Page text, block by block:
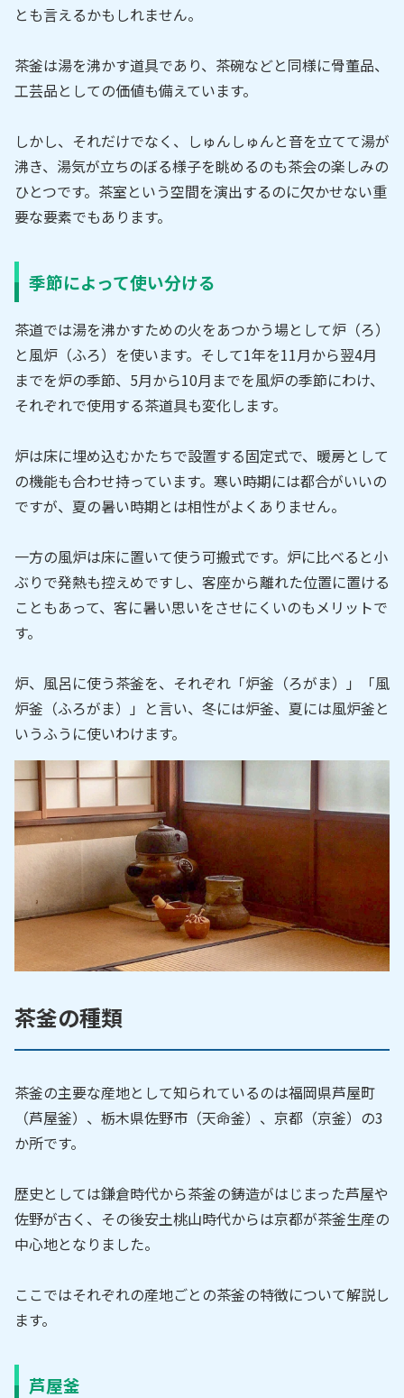
とも言えるかもしれません。
茶釜は湯を沸かす道具であり、茶碗などと同様に骨董品、
工芸品としての価値も備えています。
しかし、それだけでなく、しゅんしゅんと音を立てて湯が
沸き、湯気が立ちのぼる様子を眺めるのも茶会の楽しみの
ひとつです。茶室という空間を演出するのに欠かせない重
要な要素でもあります。
季節によって使い分ける
茶道では湯を沸かすための火をあつかう場として炉（ろ）
と風炉（ふろ）を使います。そして1年を11月から翌4月
までを炉の季節、5月から10月までを風炉の季節にわけ、
それぞれで使用する茶道具も変化します。
炉は床に埋め込むかたちで設置する固定式で、暖房として
の機能も合わせ持っています。寒い時期には都合がいいの
ですが、夏の暑い時期とは相性がよくありません。
一方の風炉は床に置いて使う可搬式です。炉に比べると小
ぶりで発熱も控えめですし、客座から離れた位置に置ける
こともあって、客に暑い思いをさせにくいのもメリットで
す。
炉、風呂に使う茶釜を、それぞれ「炉釜（ろがま）」「風
炉釜（ふろがま）」と言い、冬には炉釜、夏には風炉釜と
いうふうに使いわけます。
茶釜の種類
茶釜の主要な産地として知られているのは福岡県芦屋町
（芦屋釜）、栃木県佐野市（天命釜）、京都（京釜）の3
か所です。
歴史としては鎌倉時代から茶釜の鋳造がはじまった芦屋や
佐野が古く、その後安土桃山時代からは京都が茶釜生産の
中心地となりました。
ここではそれぞれの産地ごとの茶釜の特徴について解説し
ます。
芦屋釜